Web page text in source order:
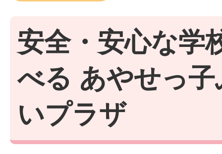
安全・安心な学
べる あやせっ
いプラザ